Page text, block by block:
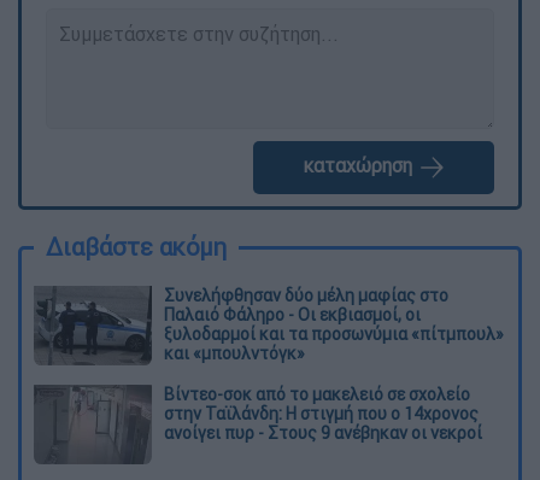
καταχώρηση
Διαβάστε ακόμη
Συνελήφθησαν δύο μέλη μαφίας στο
Παλαιό Φάληρο - Οι εκβιασμοί, οι
ξυλοδαρμοί και τα προσωνύμια «πίτμπουλ»
και «μπουλντόγκ»
Βίντεο-σοκ από το μακελειό σε σχολείο
στην Ταϊλάνδη: Η στιγμή που ο 14χρονος
ανοίγει πυρ - Στους 9 ανέβηκαν οι νεκροί